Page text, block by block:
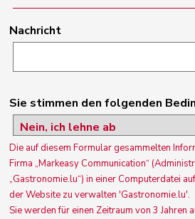
Nachricht
Sie stimmen den folgenden
Die auf diesem Formular gesammelten
Firma „Markeasy Communication“
„Gastronomie.lu“) in einer Computerdatei
der Website zu verwalten 'Gastronomie.lu'.
Sie werden für einen Zeitraum von 3 Jahren